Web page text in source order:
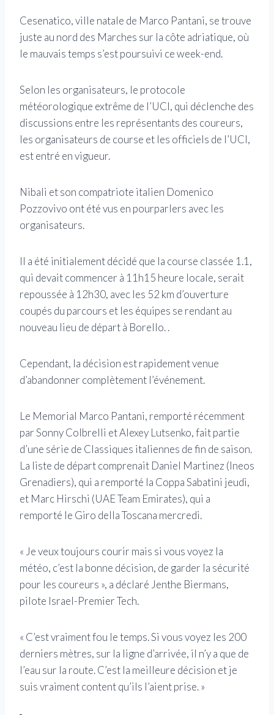
Cesenatico, ville natale de Marco Pantani, se trouve
juste au nord des Marches sur la côte adriatique, où
le mauvais temps s’est poursuivi ce week-end.
Selon les organisateurs, le protocole
météorologique extrême de l’UCI, qui déclenche des
discussions entre les représentants des coureurs,
les organisateurs de course et les officiels de l’UCI,
est entré en vigueur.
Nibali et son compatriote italien Domenico
Pozzovivo ont été vus en pourparlers avec les
organisateurs.
Il a été initialement décidé que la course classée 1.1,
qui devait commencer à 11h15 heure locale, serait
repoussée à 12h30, avec les 52 km d’ouverture
coupés du parcours et les équipes se rendant au
nouveau lieu de départ à Borello. .
Cependant, la décision est rapidement venue
d’abandonner complètement l’événement.
Le Memorial Marco Pantani, remporté récemment
par Sonny Colbrelli et Alexey Lutsenko, fait partie
d’une série de Classiques italiennes de fin de saison.
La liste de départ comprenait Daniel Martinez (Ineos
Grenadiers), qui a remporté la Coppa Sabatini jeudi,
et Marc Hirschi (UAE Team Emirates), qui a
remporté le Giro della Toscana mercredi.
« Je veux toujours courir mais si vous voyez la
météo, c’est la bonne décision, de garder la sécurité
pour les coureurs », a déclaré Jenthe Biermans,
pilote Israel-Premier Tech.
« C’est vraiment fou le temps. Si vous voyez les 200
derniers mètres, sur la ligne d’arrivée, il n’y a que de
l’eau sur la route. C’est la meilleure décision et je
suis vraiment content qu’ils l’aient prise. »